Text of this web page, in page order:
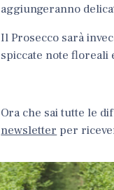
aggiungeranno
Il Prosecco sarà
spiccate note floreali
Ora che sai tutte le
newsletter per